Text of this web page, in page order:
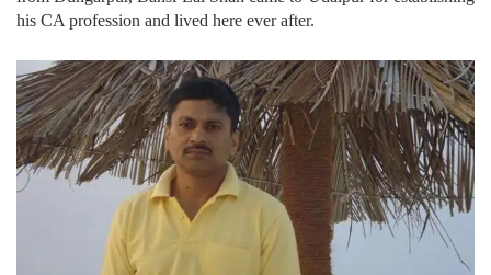
his CA profession and lived here ever after.